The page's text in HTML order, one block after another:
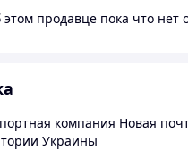
продавце пока что нет
компания Новая
Украины